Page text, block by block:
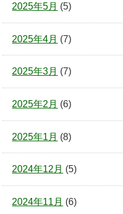
2025年5月 (5)
2025年4月 (7)
2025年3月 (7)
2025年2月 (6)
2025年1月 (8)
2024年12月 (5)
2024年11月 (6)